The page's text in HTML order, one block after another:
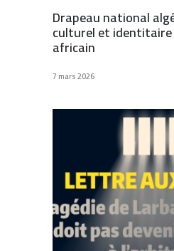
Drapeau national
culturel et
africain
7 mars 2026